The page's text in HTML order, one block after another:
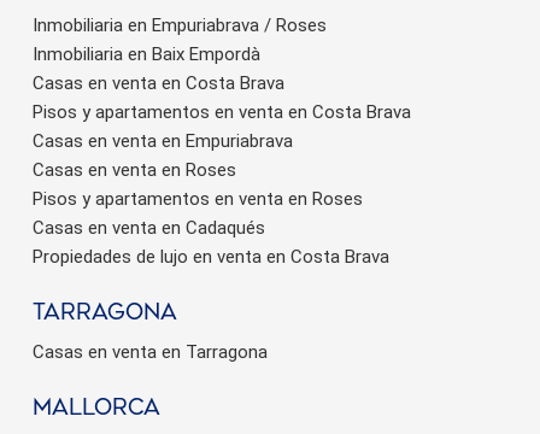
Inmobiliaria en Empuriabrava / Roses
Inmobiliaria en Baix Empordà
Casas en venta en Costa Brava
Pisos y apartamentos en venta en Costa Brava
Casas en venta en Empuriabrava
Casas en venta en Roses
Pisos y apartamentos en venta en Roses
Casas en venta en Cadaqués
Propiedades de lujo en venta en Costa Brava
Tarragona
Casas en venta en Tarragona
Mallorca